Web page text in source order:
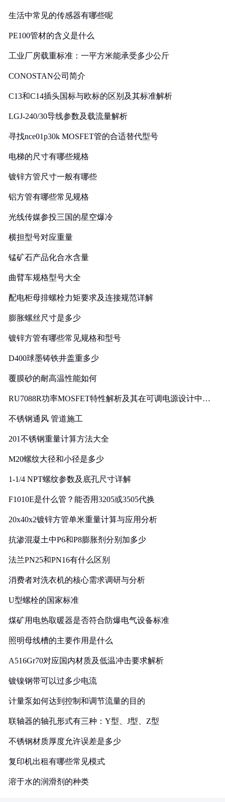
生活中常见的传感器有哪些呢
PE100管材的含义是什么
工业厂房载重标准：一平方米能承受多少公斤
CONOSTAN公司简介
C13和C14插头国标与欧标的区别及其标准解析
LGJ-240/30导线参数及载流量解析
寻找nce01p30k MOSFET管的合适替代型号
电梯的尺寸有哪些规格
镀锌方管尺寸一般有哪些
铝方管有哪些常见规格
光线传媒参投三国的星空爆冷
横担型号对应重量
锰矿石产品化合水含量
曲臂车规格型号大全
配电柜母排螺栓力矩要求及连接规范详解
膨胀螺丝尺寸是多少
镀锌方管有哪些常见规格和型号
D400球墨铸铁井盖重多少
覆膜砂的耐高温性能如何
RU7088R功率MOSFET特性解析及其在可调电源设计中的
不锈钢通风 管道施工
201不锈钢重量计算方法大全
M20螺纹大径和小径是多少
1-1/4 NPT螺纹参数及底孔尺寸详解
F1010E是什么管？能否用3205或3505代换
20x40x2镀锌方管单米重量计算与应用分析
抗渗混凝土中P6和P8膨胀剂分别加多少
法兰PN25和PN16有什么区别
消费者对洗衣机的核心需求调研与分析
U型螺栓的国家标准
煤矿用电热取暖器是否符合防爆电气设备标准
照明母线槽的主要作用是什么
A516Gr70对应国内材质及低温冲击要求解析
镀镍钢带可以过多少电流
计量泵如何达到控制和调节流量的目的
联轴器的轴孔形式有三种：Y型、J型、Z型
不锈钢材质厚度允许误差是多少
复印机出租有哪些常见模式
溶于水的润滑剂的种类